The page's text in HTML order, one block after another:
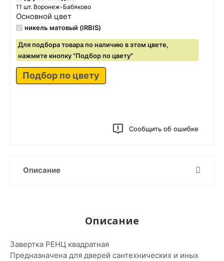
11 шт. Воронеж-Бабяково
Основной цвет
никель матовый (IRBIS)
Для подбора товара по наличию в этом цвете,
нажмите кнопку "Подбор по цвету"
Подбор по цвету
Сообщить об ошибке
Описание
Описание
Завертка РЕНЦ квадратная
Предназначена для дверей сантехнических и иных